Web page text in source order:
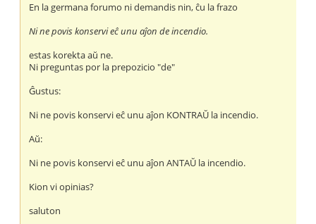
En la germana forumo ni demandis nin, ĉu la frazo
Ni ne povis konservi eĉ unu aĵon de incendio.
estas korekta aŭ ne.
Ni preguntas por la prepozicio "de"
Ĝustus:
Ni ne povis konservi eĉ unu aĵon KONTRAŬ la incendio.
Aŭ:
Ni ne povis konservi eĉ unu aĵon ANTAŬ la incendio.
Kion vi opinias?
saluton